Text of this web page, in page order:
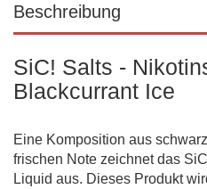
Beschreibung
SiC! Salts -
Blackcurrant Ice
Eine Komposition aus
frischen Note zeichnet das
Liquid aus. Dieses Produkt